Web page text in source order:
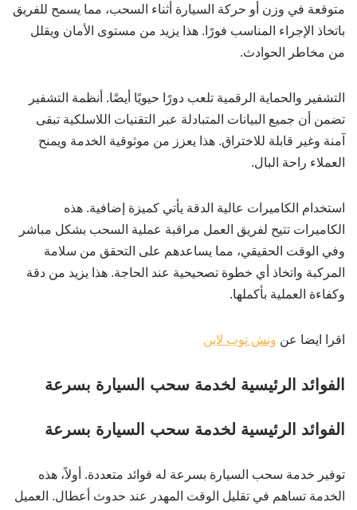
متوقعة في وزن أو حركة السيارة أثناء السحب، مما يسمح للفريق
باتخاذ الإجراء المناسب فورًا. هذا يزيد من مستوى الأمان ويقلل
من مخاطر الحوادث.
التشفير والحماية الرقمية تلعب دورًا حيويًا أيضًا. أنظمة التشفير
تضمن أن جميع البيانات المتبادلة عبر التقنيات اللاسلكية تبقى
آمنة وغير قابلة للاختراق. هذا يعزز من موثوقية الخدمة ويمنح
العملاء راحة البال.
استخدام الكاميرات عالية الدقة يأتي كميزة إضافية. هذه
الكاميرات تتيح لفريق العمل مراقبة عملية السحب بشكل مباشر
وفي الوقت الحقيقي، مما يساعدهم على التحقق من سلامة
المركبة واتخاذ أي خطوة تصحيحية عند الحاجة. هذا يزيد من دقة
وكفاءة العملية بأكملها.
اقرا ايضا عن ونش توب لاين
الفوائد الرئيسية لخدمة سحب السيارة بسرعة
الفوائد الرئيسية لخدمة سحب السيارة بسرعة
توفير خدمة سحب السيارة بسرعة له فوائد متعددة. أولاً، هذه
الخدمة تساهم في تقليل الوقت المهدر عند حدوث أعطال. العميل